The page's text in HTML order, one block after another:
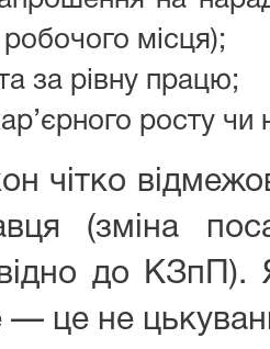
місця);
за рівну працю;
росту чи
чітко
(зміна
до
— це не